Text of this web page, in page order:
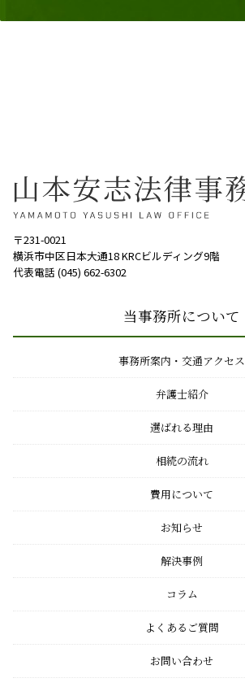
〒231-0021
横浜市中区日本大通18 KRCビルディング9階
代表電話 (045) 662-6302
当事務所について
事務所案内・交通アクセス
弁護士紹介
選ばれる理由
相続の流れ
費用について
お知らせ
解決事例
コラム
よくあるご質問
お問い合わせ